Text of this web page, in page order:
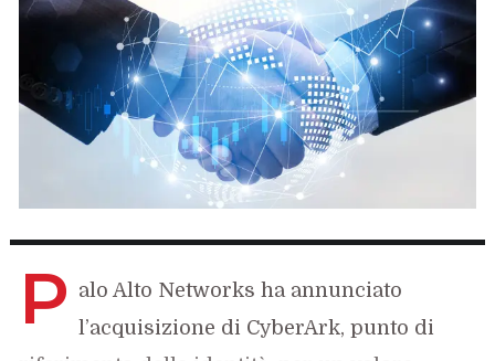
P alo Alto Networks ha annunciato
l’acquisizione di CyberArk, punto di